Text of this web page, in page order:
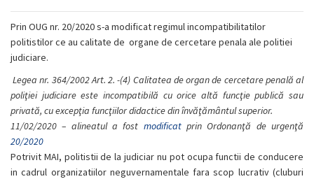
Prin OUG nr. 20/2020 s-a modificat regimul incompatibilitatilor
politistilor ce au calitate de organe de cercetare penala ale politiei
judiciare.
Legea nr. 364/2002 Art. 2. -(4) Calitatea de organ de cercetare penală al
poliţiei judiciare este incompatibilă cu orice altă funcţie publică sau
privată, cu excepţia funcţiilor didactice din învăţământul superior.
11/02/2020 – alineatul a fost modificatprin Ordonanţă de urgenţă
20/2020
Potrivit MAI, politistii de la judiciar nu pot ocupa functii de conducere
in cadrul organizatiilor neguvernamentale fara scop lucrativ (cluburi